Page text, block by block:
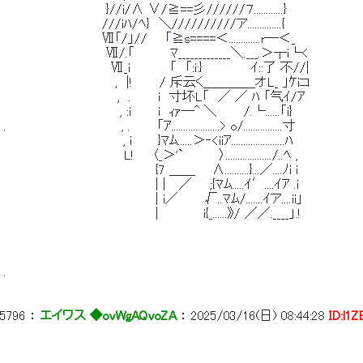
}//i/∧ ∨/≧==彡//////７............}
///iﾊ/ﾍ}　＼//////////ア..............{
Ⅶ「/」//　　「≧s====＜.............r―＜_
Ⅶ/.「　　　　ﾏ_____________＼.___.＞┬i└<
Ⅶ_i　　　　 「　「:i:}　　　　　 ｲ::了 不//|
,　|!　　　/ 斥云く＿＿＿＿オL_ 」ｹiコ
,　.　　　i　寸坏L「　／ ／ ﾊ 「气ｲ/ｱ
, :i　　　i　ｨｧ―^ ＼　　　/.└......「i}
. 　　　 　　　　　　　　　, .　　　「ｱ....................> o/................寸
, i 　　 }ﾏﾑ......＞‐<iiｱ......................ﾊ
L!　　〈_＞'`　　　　〉.................../..ﾍ ,
{7 ＿＿ 　 ∧..........}...／....ﾉi i
| |　 ／　　;{ﾏﾑ.....ｲ′....ｲｱ .i
| i／　　　√..ﾏﾑ/.......ｲア....ii」
|　　　　　i{_......》/ ／／.____」.!
5796 ： エイワス ◆ovWgAQvoZA ： 2025/03/16(日) 08:44:28